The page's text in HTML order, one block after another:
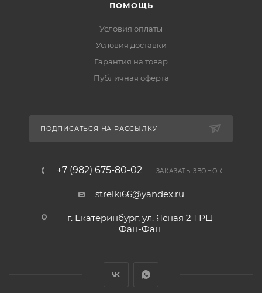
ПОМОЩЬ
Условия оплаты
Условия доставки
Гарантия на товар
Публичная оферта
ПОДПИСАТЬСЯ НА РАССЫЛКУ
+7 (982) 675-80-02 ЗАКАЗАТЬ ЗВОНОК
strelki66@yandex.ru
г. Екатеринбург, ул. Ясная 2 ТРЦ
Фан-Фан